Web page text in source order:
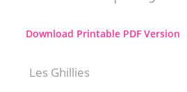
Download Printable PDF Version
Les Ghillies